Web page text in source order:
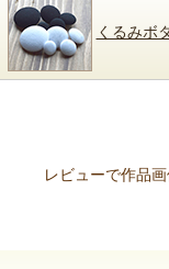
くるみボ
レビューで作品